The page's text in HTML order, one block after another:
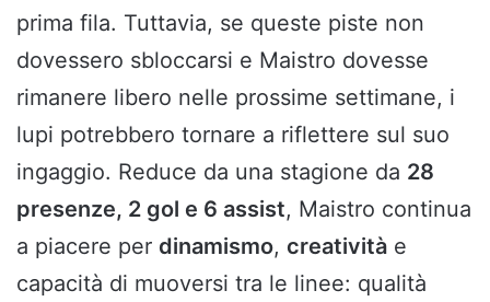
prima fila. Tuttavia, se queste piste non
dovessero sbloccarsi e Maistro dovesse
rimanere libero nelle prossime settimane, i
lupi potrebbero tornare a riflettere sul suo
ingaggio. Reduce da una stagione da 28
presenze, 2 gol e 6 assist, Maistro continua
a piacere per dinamismo, creatività e
capacità di muoversi tra le linee: qualità